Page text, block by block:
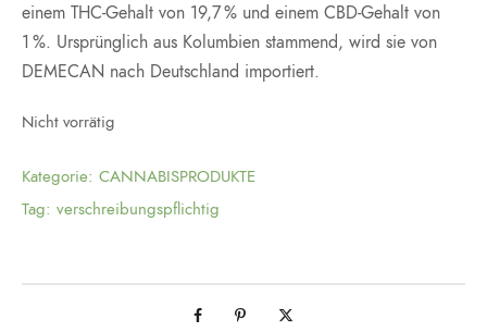
einem THC-Gehalt von 19,7 % und einem CBD-Gehalt von
1 %. Ursprünglich aus Kolumbien stammend, wird sie von
DEMECAN nach Deutschland importiert.
Nicht vorrätig
Kategorie: CANNABISPRODUKTE
Tag: verschreibungspflichtig